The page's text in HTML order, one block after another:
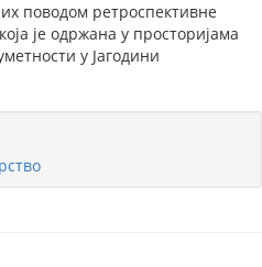
поводом ретроспективне
је одржана у просторијама
у Јагодини